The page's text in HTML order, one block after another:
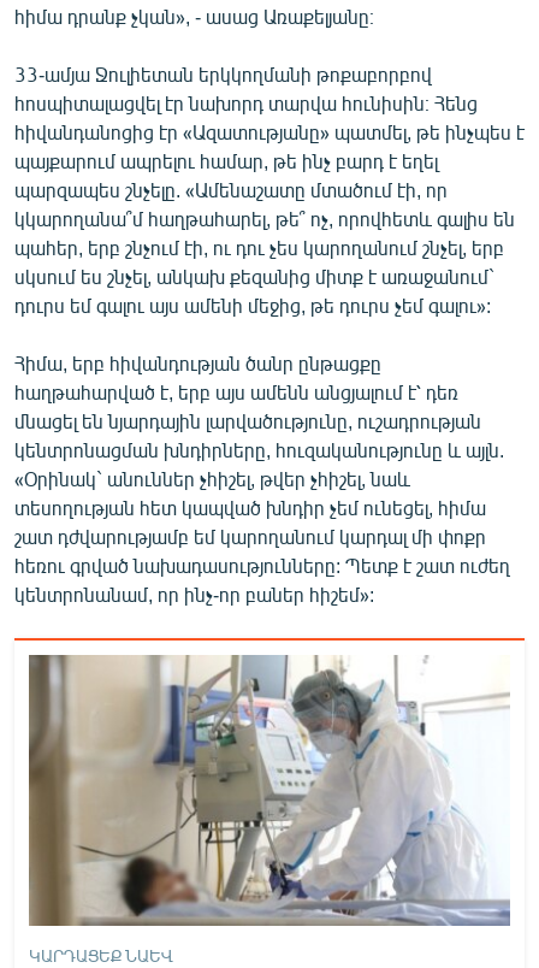
«Ազատության» բոլոր կայքերը
հիմա դրանք չկան», - ասաց Առաքելյանը։
33-ամյա Ջուլիետան երկկողմանի թոքաբորբով
հոսպիտալացվել էր նախորդ տարվա հունիսին։ Հենց
հիվանդանոցից էր «Ազատությանը» պատմել, թե ինչպես է
պայքարում ապրելու համար, թե ինչ բարդ է եղել
պարզապես շնչելը. «Ամենաշատը մտածում էի, որ
կկարողանա՞մ հաղթահարել, թե՞ ոչ, որովհետև գալիս են
պահեր, երբ շնչում էի, ու դու չես կարողանում շնչել, երբ
սկսում ես շնչել, անկախ քեզանից միտք է առաջանում`
դուրս եմ գալու այս ամենի մեջից, թե դուրս չեմ գալու»:
Հիմա, երբ հիվանդության ծանր ընթացքը
հաղթահարված է, երբ այս ամենն անցյալում է՝ դեռ
մնացել են նյարդային լարվածությունը, ուշադրության
կենտրոնացման խնդիրները, հուզականությունը և այլն.
«Օրինակ` անուններ չհիշել, թվեր չհիշել, նաև
տեսողության հետ կապված խնդիր չեմ ունեցել, հիմա
շատ դժվարությամբ եմ կարողանում կարդալ մի փոքր
հեռու գրված նախադասությունները: Պետք է շատ ուժեղ
կենտրոնանամ, որ ինչ-որ բաներ հիշեմ»:
ԿԱՐԴԱՑԵՔ ՆԱԵՎ